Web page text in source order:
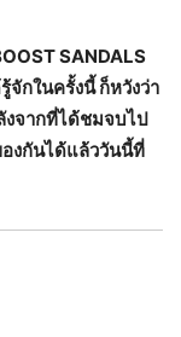
SANDALS
จักในครั้งนี้ ก็หวังว่า
จากที่ได้ชมจบไป
องกันได้แล้ววันนี้ที่